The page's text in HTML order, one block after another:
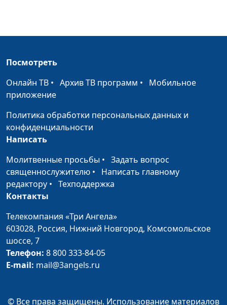
психолог
Когда мы конфликтуем?
психолог
здорового образа жизни
Сергей Смирнов,
организации «Лига
здоровья нации»
Здоровый образ жизни:
как начать?
общероссийской
Посмотреть
Онлайн ТВ • Архив ТВ программ • Мобильное
приложение
Политика обработки персональных данных и
конфиденциальности
Написать
Молитвенные просьбы • Задать вопрос
священнослужителю • Написать главному
редактору • Техподдержка
Контакты
Телекомпания «Три Ангела»
603028, Россия, Нижний Новгород, Комсомольское
шоссе, 7
Телефон: 8 800 333-84-05
E-mail: mail@3angels.ru
© Все права защищены. Использование материалов